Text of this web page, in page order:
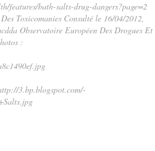
features/bath-salts-drug-dangers?page=2
Toxicomanies Consulté le 16/04/2012,
Observatoire Européen Des Drogues Et
:
3.bp.blogspot.com/-